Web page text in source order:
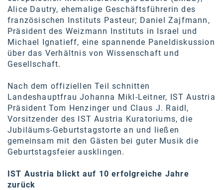
Alice Dautry, ehemalige Geschäftsführerin des
französischen Instituts Pasteur; Daniel Zajfmann,
Präsident des Weizmann Instituts in Israel und
Michael Ignatieff, eine spannende Paneldiskussion
über das Verhältnis von Wissenschaft und
Gesellschaft.
Nach dem offiziellen Teil schnitten
Landeshauptfrau Johanna Mikl-Leitner, IST Austria
Präsident Tom Henzinger und Claus J. Raidl,
Vorsitzender des IST Austria Kuratoriums, die
Jubiläums-Geburtstagstorte an und ließen
gemeinsam mit den Gästen bei guter Musik die
Geburtstagsfeier ausklingen.
IST Austria blickt auf 10 erfolgreiche Jahre
zurück